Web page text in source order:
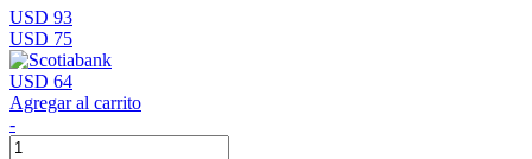
USD 93
USD 75
USD 64
Agregar al carrito
-